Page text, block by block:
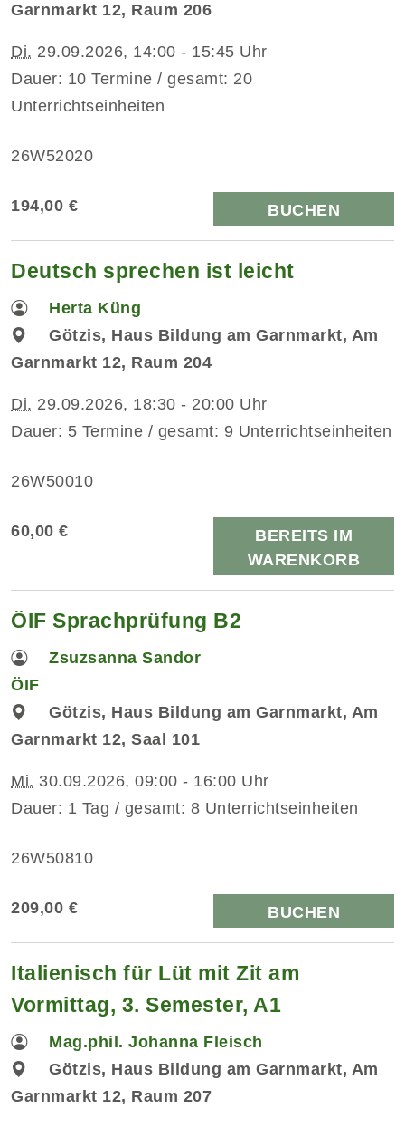
Garnmarkt 12, Raum 206
Di. 29.09.2026, 14:00 - 15:45 Uhr
Dauer: 10 Termine / gesamt: 20
Unterrichtseinheiten
26W52020
194,00 € BUCHEN
Deutsch sprechen ist leicht
Herta Küng
Götzis, Haus Bildung am Garnmarkt, Am
Garnmarkt 12, Raum 204
Di. 29.09.2026, 18:30 - 20:00 Uhr
Dauer: 5 Termine / gesamt: 9 Unterrichtseinheiten
26W50010
60,00 €
BEREITS IM
WARENKORB
ÖIF Sprachprüfung B2
Zsuzsanna Sandor
ÖIF
Götzis, Haus Bildung am Garnmarkt, Am
Garnmarkt 12, Saal 101
Mi. 30.09.2026, 09:00 - 16:00 Uhr
Dauer: 1 Tag / gesamt: 8 Unterrichtseinheiten
26W50810
209,00 € BUCHEN
Italienisch für Lüt mit Zit am
Vormittag, 3. Semester, A1
Mag.phil. Johanna Fleisch
Götzis, Haus Bildung am Garnmarkt, Am
Garnmarkt 12, Raum 207